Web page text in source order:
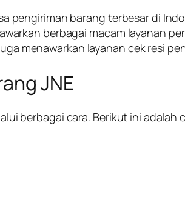
pengiriman barang terbesar di
berbagai macam layanan
menawarkan layanan cek resi
JNE
berbagai cara. Berikut ini